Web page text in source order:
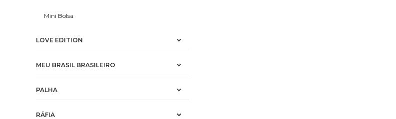
Mini Bolsa
LOVE EDITION
MEU BRASIL BRASILEIRO
PALHA
RÁFIA